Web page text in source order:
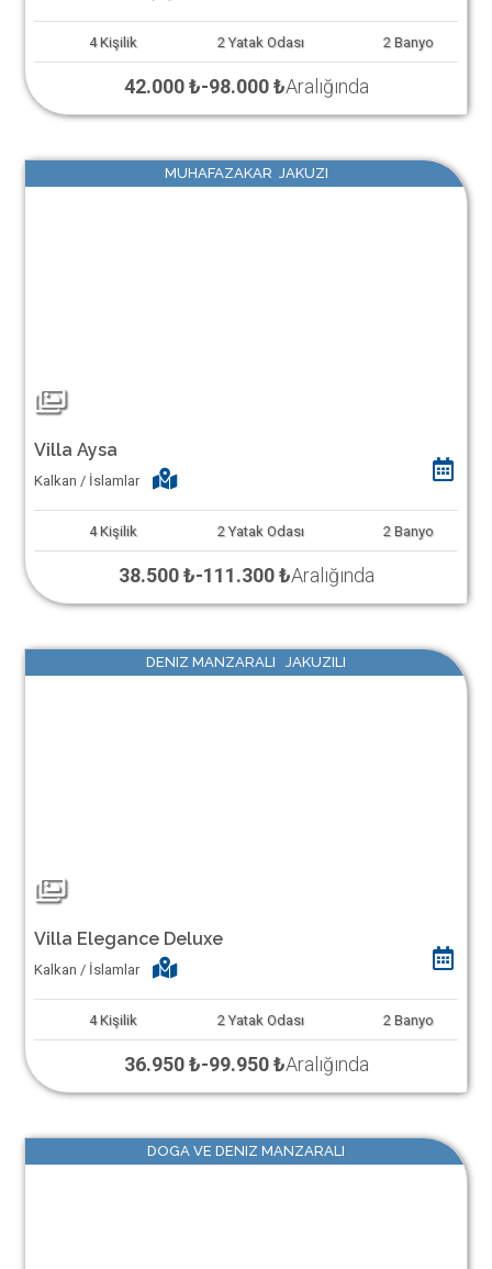
4 Kişilik 2 Yatak Odası 2 Banyo
42.000 ₺-98.000 ₺Aralığında
MUHAFAZAKAR JAKUZI
Villa Aysa
Kalkan / İslamlar
4 Kişilik 2 Yatak Odası 2 Banyo
38.500 ₺-111.300 ₺Aralığında
DENIZ MANZARALI JAKUZILI
Villa Elegance Deluxe
Kalkan / İslamlar
4 Kişilik 2 Yatak Odası 2 Banyo
36.950 ₺-99.950 ₺Aralığında
DOGA VE DENIZ MANZARALI